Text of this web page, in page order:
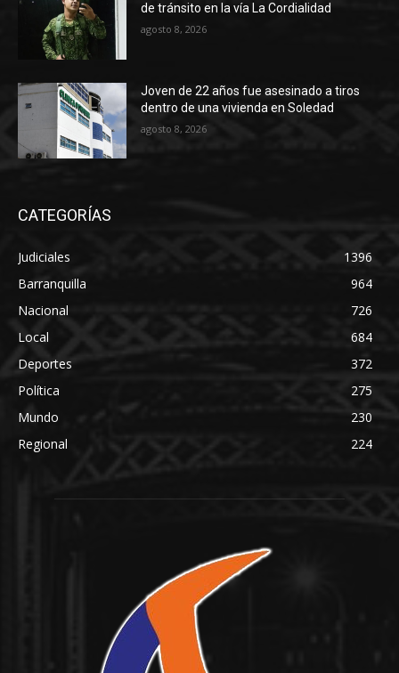
de tránsito en la vía La Cordialidad
agosto 8, 2026
Joven de 22 años fue asesinado a tiros
dentro de una vivienda en Soledad
agosto 8, 2026
CATEGORÍAS
Judiciales
1396
Barranquilla
964
Nacional
726
Local
684
Deportes
372
Política
275
Mundo
230
Regional
224